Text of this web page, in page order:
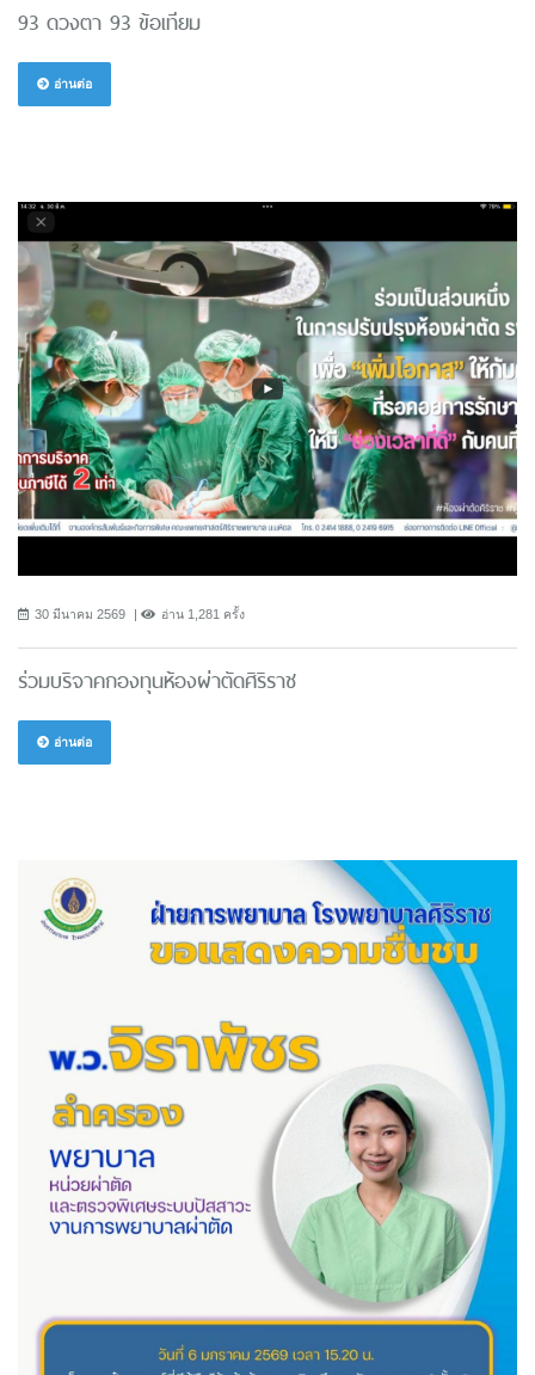
93 ดวงตา 93 ข้อเทียม
อ่านต่อ
30 มีนาคม 2569 อ่าน 1,281 ครั้ง
ร่วมบริจาคกองทุนห้องผ่าตัดศิริราช
อ่านต่อ